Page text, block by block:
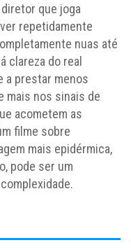
diretor que joga
repetidamente
nuas até
clareza do real
a prestar menos
mais nos sinais de
acometem as
filme sobre
mais epidérmica,
pode ser um